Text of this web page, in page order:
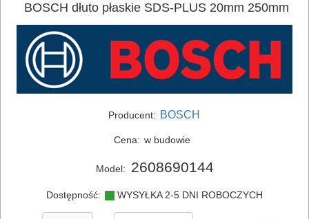
ELEKTRONARZĘDZIA
SIECIOWE
ELEKTRONARZĘDZIA
AKUMULATOROWE
AKCESORIA
BOSCH dłuto płaskie SDS-PLUS 20mm 250mm
Producent: BOSCH
Cena: w budowie
Model: 2608690144
Dostępność: WYSYŁKA 2-5 DNI ROBOCZYCH